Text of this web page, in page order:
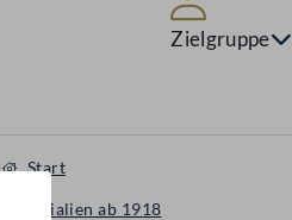
Zielgruppe
Start
Materialien ab 1918